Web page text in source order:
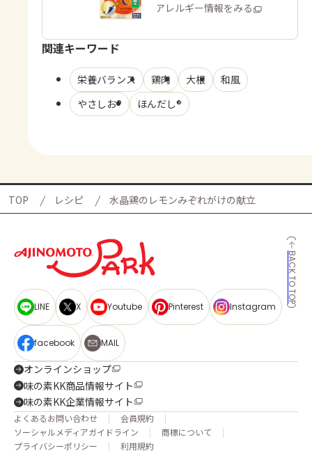
商品・アレルギー情報をみる
関連キーワード
栄養バランス 鶏肉 大根
和風
やさしお®
ほんだし®
TOP レシピ 水晶鶏のレモンみぞれがけの献立
BACK TO TOP
LINE X Youtube Pinterest Instagram
facebook MAIL
オンラインショップ
味の素KK商品情報サイト
味の素KK企業情報サイト
よくあるお問い合わせ
会員規約
ソーシャルメディアガイドライン
商標について
プライバシーポリシー
利用規約